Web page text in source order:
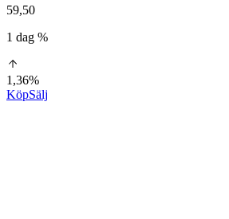
59,50
1 dag %
1,36%
KöpSälj